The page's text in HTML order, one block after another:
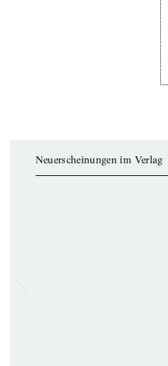
Neuerscheinungen im Verlag